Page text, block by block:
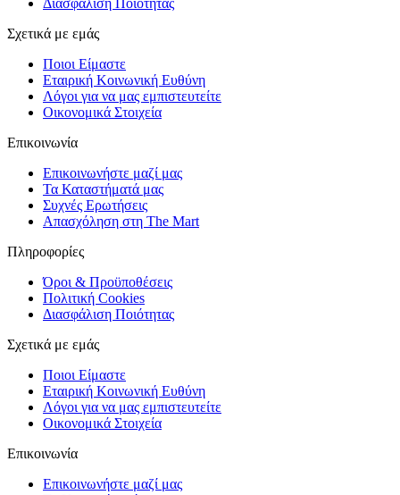
Σχετικά με εμάς
Ποιοι Είμαστε
Εταιρική Κοινωνική Ευθύνη
Λόγοι για να μας εμπιστευτείτε
Οικονομικά Στοιχεία
Επικοινωνία
Επικοινωνήστε μαζί μας
Τα Καταστήματά μας
Συχνές Ερωτήσεις
Απασχόληση στη The Mart
Πληροφορίες
Όροι & Προϋποθέσεις
Πολιτική Cookies
Διασφάλιση Ποιότητας
Σχετικά με εμάς
Ποιοι Είμαστε
Εταιρική Κοινωνική Ευθύνη
Λόγοι για να μας εμπιστευτείτε
Οικονομικά Στοιχεία
Επικοινωνία
Επικοινωνήστε μαζί μας